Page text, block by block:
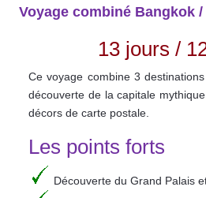
Voyage combiné Bangkok
13 jours /
Ce voyage combine 3
découverte de la capitale
décors de carte postale.
Les points forts
Découverte du Grand Palais